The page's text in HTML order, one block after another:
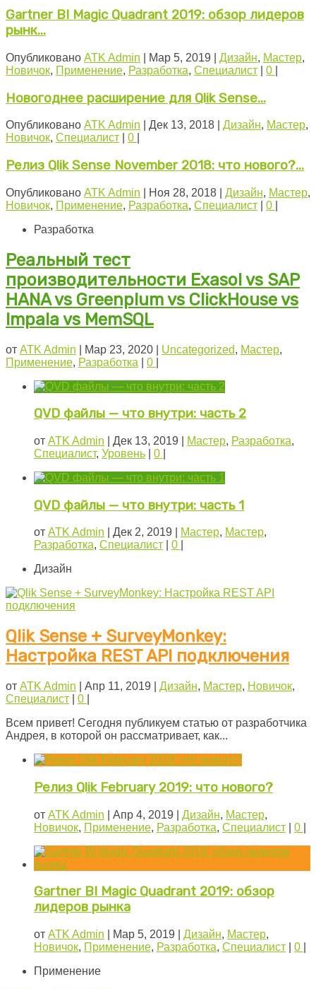
Gartner BI Magic Quadrant 2019: обзор лидеров
рынк...
Опубликовано ATK Admin Мар 5, 2019 Дизайн, Мастер,
Новичок, Применение, Разработка, Специалист 0
Новогоднее расширение для Qlik Sense...
Опубликовано ATK Admin Дек 13, 2018 Дизайн, Мастер,
Новичок, Специалист 0
Релиз Qlik Sense November 2018: что нового?...
Опубликовано ATK Admin Ноя 28, 2018 Дизайн, Мастер,
Новичок, Применение, Разработка, Специалист 0
Разработка
Реальный тест
производительности Exasol vs SAP
HANA vs Greenplum vs ClickHouse vs
Impala vs MemSQL
от ATK Admin Мар 23, 2020 Uncategorized, Мастер,
Применение, Разработка 0
QVD файлы — что внутри: часть 2
от ATK Admin Дек 13, 2019 Мастер, Разработка,
Специалист, Уровень 0
QVD файлы — что внутри: часть 1
от ATK Admin Дек 2, 2019 Мастер, Мастер,
Разработка, Специалист 0
Дизайн
Qlik Sense + SurveyMonkey:
Настройка REST API подключения
от ATK Admin Апр 11, 2019 Дизайн, Мастер, Новичок,
Специалист
0
Всем привет! Сегодня публикуем статью от разработчика
Андрея, в которой он рассматривает, как...
Релиз Qlik February 2019: что нового?
от ATK Admin Апр 4, 2019 Дизайн, Мастер,
Новичок, Применение, Разработка, Специалист 0
Gartner BI Magic Quadrant 2019: обзор
лидеров рынка
от ATK Admin Мар 5, 2019 Дизайн, Мастер,
Новичок, Применение, Разработка, Специалист 0
Применение